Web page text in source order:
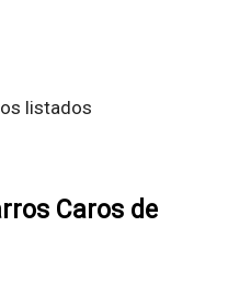
listados
Caros de